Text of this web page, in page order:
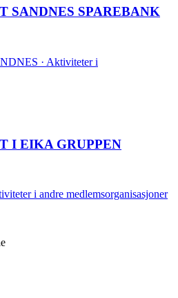
SANDNES SPAREBANK
· Aktiviteter i
I EIKA GRUPPEN
i andre medlemsorganisasjoner